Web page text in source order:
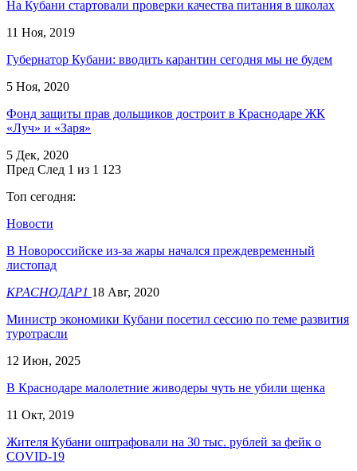
На Кубани стартовали проверки качества питания в школах
11 Ноя, 2019
Губернатор Кубани: вводить карантин сегодня мы не будем
5 Ноя, 2020
Фонд защиты прав дольщиков достроит в Краснодаре ЖК
«Луч» и «Заря»
5 Дек, 2020
Пред След 1 из 1 123
Топ сегодня:
Новости
В Новороссийске из-за жары начался преждевременный
листопад
КРАСНОДАР1 18 Авг, 2020
Министр экономики Кубани посетил сессию по теме развития
туротрасли
12 Июн, 2025
В Краснодаре малолетние живодеры чуть не убили щенка
11 Окт, 2019
Жителя Кубани оштрафовали на 30 тыс. рублей за фейк о
COVID-19